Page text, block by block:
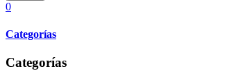
0
Categorías
Categorías